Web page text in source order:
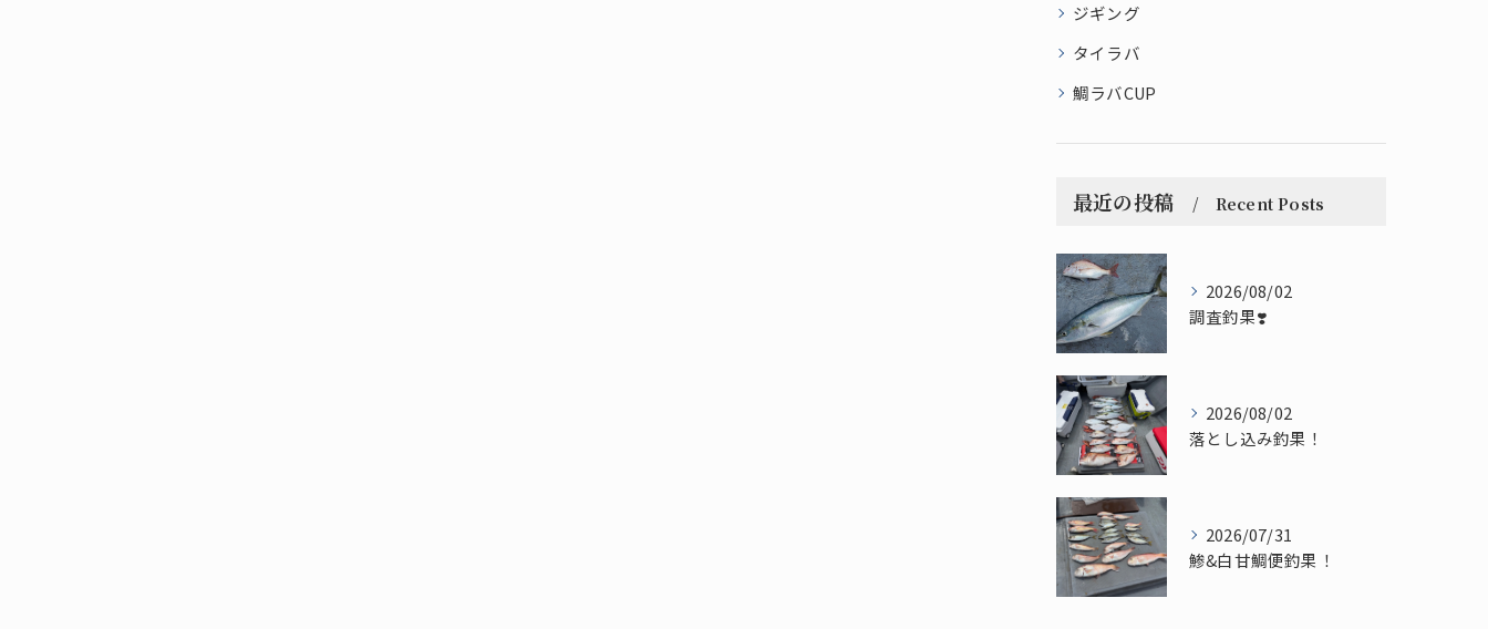
ジギング
タイラバ
鯛ラバCUP
最近の投稿 Recent Posts
2026/08/02
調査釣果❣️
2026/08/02
落とし込み釣果！
2026/07/31
鯵&白甘鯛便釣果！